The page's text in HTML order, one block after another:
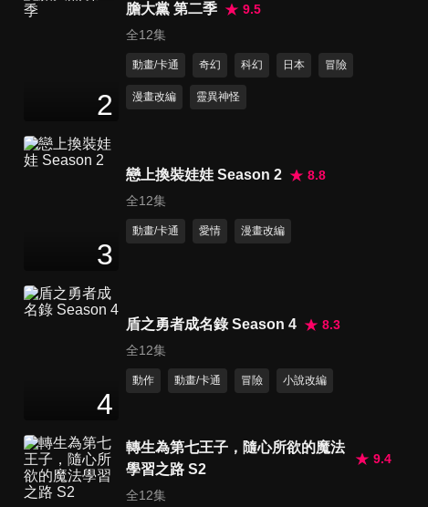
2
膽大黨 第二季
9.5
全12集
動畫/卡通 奇幻 科幻 日本 冒險
漫畫改編 靈異神怪
3
戀上換裝娃娃 Season 2
8.8
全12集
動畫/卡通 愛情 漫畫改編
4
盾之勇者成名錄 Season 4
8.3
全12集
動作 動畫/卡通 冒險 小說改編
轉生為第七王子，隨心所欲的魔法
學習之路 S2
9.4
全12集